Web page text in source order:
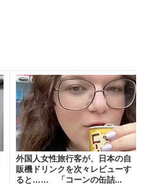
外国人女性旅行客が、日本の自
販機ドリンクを次々レビューす
ると…… 「コーンの缶詰...